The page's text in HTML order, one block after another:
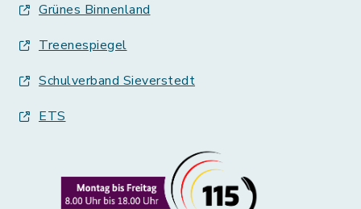
Grünes Binnenland
Treenespiegel
Schulverband Sieverstedt
ETS